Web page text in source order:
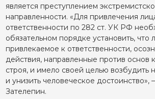
является преступлением
направленности. «Для привлечения
ответственности по 282 ст. УК РФ
обязательном порядке установить, что
привлекаемое к ответственности,
действия, направленные против основ
строя, и имело своей целью возбудить
и унизить человеческое достоинство»,
Зателепин.